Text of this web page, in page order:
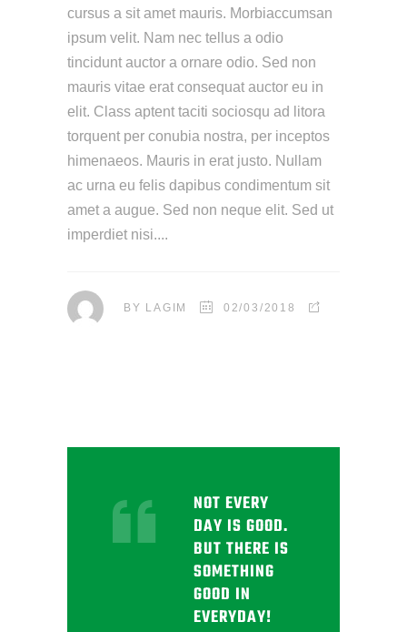
cursus a sit amet mauris. Morbiaccumsan
ipsum velit. Nam nec tellus a odio
tincidunt auctor a ornare odio. Sed non
mauris vitae erat consequat auctor eu in
elit. Class aptent taciti sociosqu ad litora
torquent per conubia nostra, per inceptos
himenaeos. Mauris in erat justo. Nullam
ac urna eu felis dapibus condimentum sit
amet a augue. Sed non neque elit. Sed ut
imperdiet nisi.
BY LAGIM 02/03/2018
NOT EVERY
DAY IS GOOD.
BUT THERE IS
SOMETHING
GOOD IN
EVERYDAY!